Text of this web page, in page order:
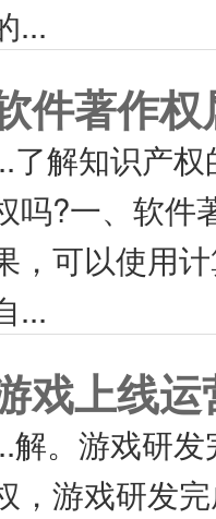
...
件著作
了解知识产
吗?一、软件
，可以使用
...
戏上线
解。游戏研
，游戏研发